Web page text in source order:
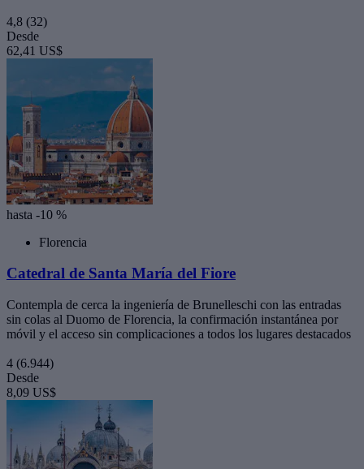
4,8 (32)
Desde
62,41 US$
hasta -10 %
Florencia
Catedral de Santa María del Fiore
Contempla de cerca la ingeniería de Brunelleschi con las entradas
sin colas al Duomo de Florencia, la confirmación instantánea por
móvil y el acceso sin complicaciones a todos los lugares destacados
4 (6.944)
Desde
8,09 US$